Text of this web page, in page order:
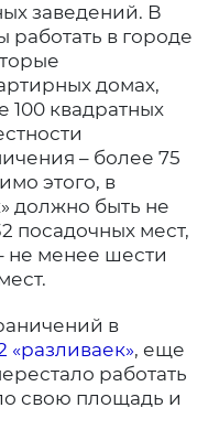
заведений. В
работать в городе
домах,
100 квадратных
– более 75
этого, в
должно быть не
посадочных мест,
не менее шести
в
«разливаек», еще
работать
свою площадь и